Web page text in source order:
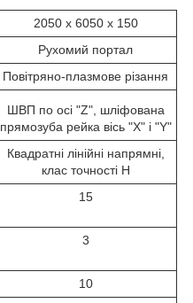
2050 х 6050 х 150
Рухомий портал
Повітряно-плазмове різання
ШВП по осі "Z", шліфована
прямозуба рейка вісь "X" і "Y"
Квадратні лінійні напрямні,
клас точності H
15
3
10